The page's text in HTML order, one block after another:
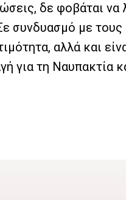
δε φοβάται να
συνδυασμό με
αλλά και
για τη Ναυπακτία